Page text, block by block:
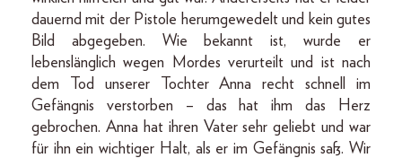
dauernd mit der Pistole herumgewedelt und kein gutes
Bild abgegeben. Wie bekannt ist, wurde er
lebenslänglich wegen Mordes verurteilt und ist nach
dem Tod unserer Tochter Anna recht schnell im
Gefängnis verstorben – das hat ihm das Herz
gebrochen. Anna hat ihren Vater sehr geliebt und war
für ihn ein wichtiger Halt, als er im Gefängnis saß. Wir